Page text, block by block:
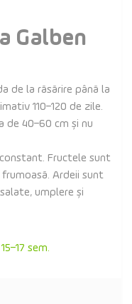
Galben
de la răsărire până la
110–120 de zile.
de 40–60 cm și nu
Fructele sunt
Ardeii sunt
umplere și
sem.